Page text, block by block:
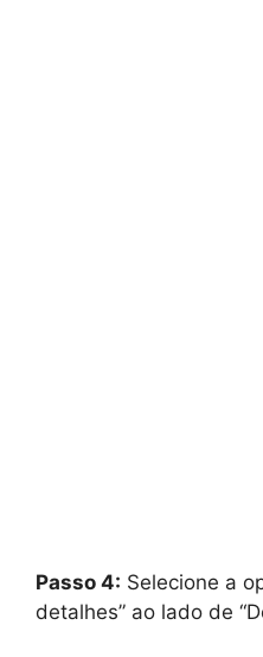
Passo 4: Selecione a
detalhes” ao lado de